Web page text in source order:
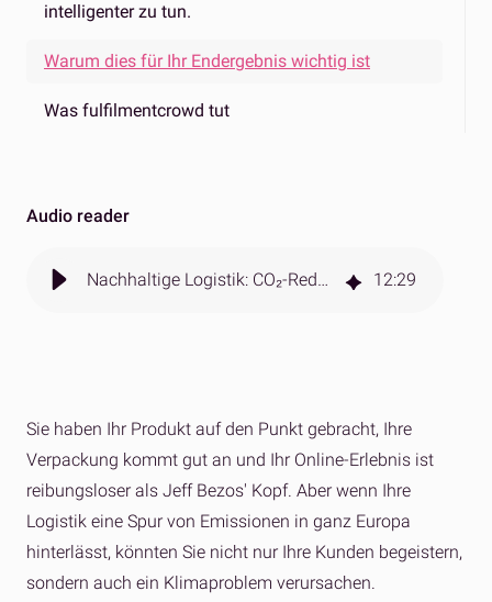
intelligenter zu tun.
Warum dies für Ihr Endergebnis wichtig ist
Was fulfilmentcrowd tut
Audio reader
Nachhaltige Logistik: CO₂-Reduktion im Cross-Border Fulfillment 12:29
Sie haben Ihr Produkt auf den Punkt gebracht, Ihre
Verpackung kommt gut an und Ihr Online-Erlebnis ist
reibungsloser als Jeff Bezos' Kopf. Aber wenn Ihre
Logistik eine Spur von Emissionen in ganz Europa
hinterlässt, könnten Sie nicht nur Ihre Kunden begeistern,
sondern auch ein Klimaproblem verursachen.